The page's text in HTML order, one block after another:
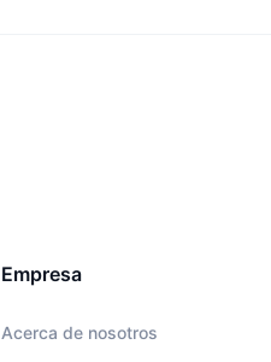
Empresa
Acerca de nosotros